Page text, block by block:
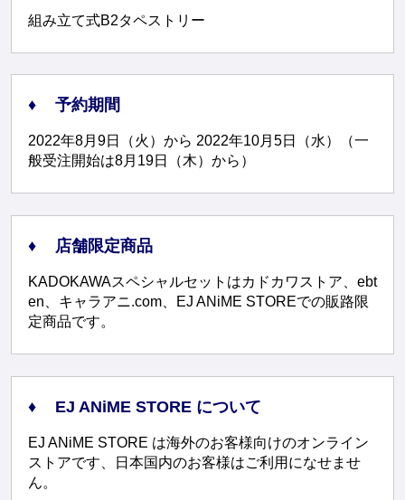
組み立て式B2タペストリー
予約期間
2022年8月9日（火）から 2022年10月5日（水）（一
般受注開始は8月19日（木）から）
店舗限定商品
KADOKAWAスペシャルセットはカドカワストア、ebt
en、キャラアニ.com、EJ ANiME STOREでの販路限
定商品です。
EJ ANiME STORE について
EJ ANiME STORE は海外のお客様向けのオンライン
ストアです、日本国内のお客様はご利用になせませ
ん。